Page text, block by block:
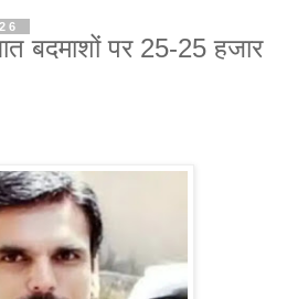
बदमाशों पर 25-25 हजार